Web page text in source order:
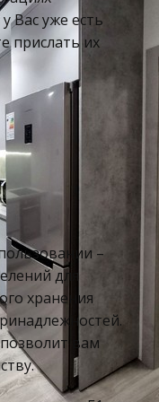
Вас уже есть
прислать их
–
для
хранения
вам